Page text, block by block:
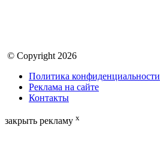
© Copyright 2026
Политика конфиденциальности
Реклама на сайте
Контакты
закрыть рекламу x